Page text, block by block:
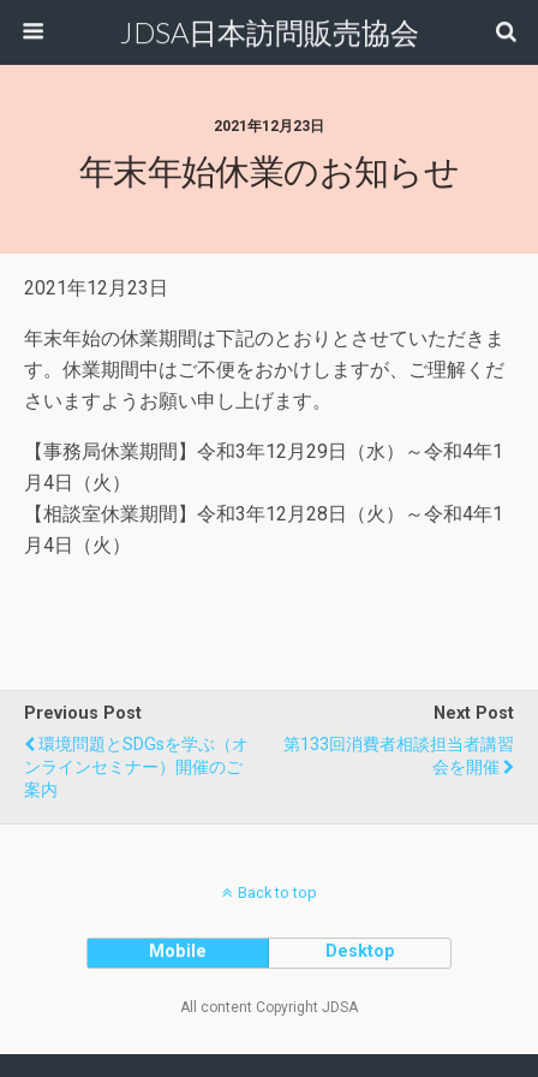
JDSA日本訪問販売協会
2021年12月23日
年末年始休業のお知らせ
2021年12月23日
年末年始の休業期間は下記のとおりとさせていただきま
す。休業期間中はご不便をおかけしますが、ご理解くだ
さいますようお願い申し上げます。
【事務局休業期間】令和3年12月29日（水）～令和4年1
月4日（火）
【相談室休業期間】令和3年12月28日（火）～令和4年1
月4日（火）
Previous Post
環境問題とSDGsを学ぶ（オ
ンラインセミナー）開催のご
案内
Next Post
第133回消費者相談担当者講習
会を開催
Back to top
Mobile Desktop
All content Copyright JDSA